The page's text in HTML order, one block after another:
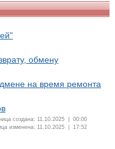
обмену
на время ремонта
создана: 11.10.2025 | 00:00
изменена: 11.10.2025 | 17:52